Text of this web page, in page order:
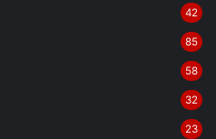
42
85
58
32
23